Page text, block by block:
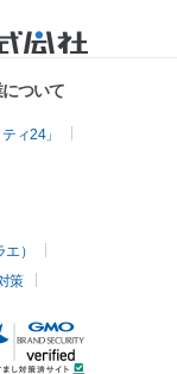
ついて
ィ24」
）
策